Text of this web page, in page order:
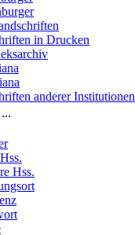
in Drucken
anderer Institutionen
Hss.